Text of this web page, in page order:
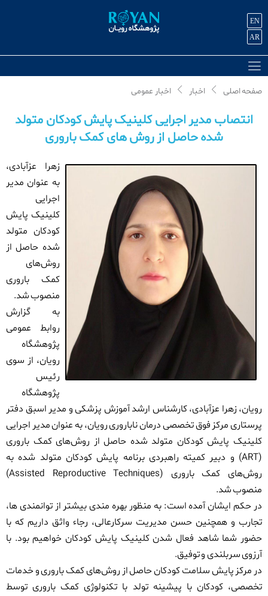
EN
AR
صفحه اصلی اخبار اخبار عمومی
انتصاب مدیر اجرایی کلینیک پایش کودکان متولد
شده حاصل از روش های کمک باروری
زهرا عزآبادی،
به عنوان مدیر
اجرایی
کلینیک پایش
کودکان متولد
شده حاصل از
روش‌های
کمک باروری
منصوب شد.
به گزارش
روابط عمومی
پژوهشگاه
رویان، از سوی
رئیس
پژوهشگاه
رویان، زهرا عزآبادی، کارشناس ارشد آموزش پزشکی و مدیر اسبق دفتر
پرستاری مرکز فوق تخصصی درمان ناباروری رویان، به عنوان مدیر اجرایی
کلینیک پایش کودکان متولد شده حاصل از روش‌های کمک باروری
(
ART) و دبیر کمیته راهبردی برنامه پایش کودکان متولد شده به
روش‌های کمک باروری (Assisted Reproductive Techniques
)
منصوب شد.
در حکم ایشان آمده است: به منظور بهره مندی بیشتر از توانمندی ها،
تجارب و همچنین حسن مدیریت سرکارعالی، رجاء واثق داریم که با
حضور شما شاهد فعال شدن کلینیک پایش کودکان خواهیم بود. با
آرزوی سربلندی و توفیق.
در مرکز پایش سلامت کودکان حاصل از روش‌های کمک باروریو خدمات
تخصصی، کودکان با پیشینه تولد با تکنولوژی کمک باروری توسط